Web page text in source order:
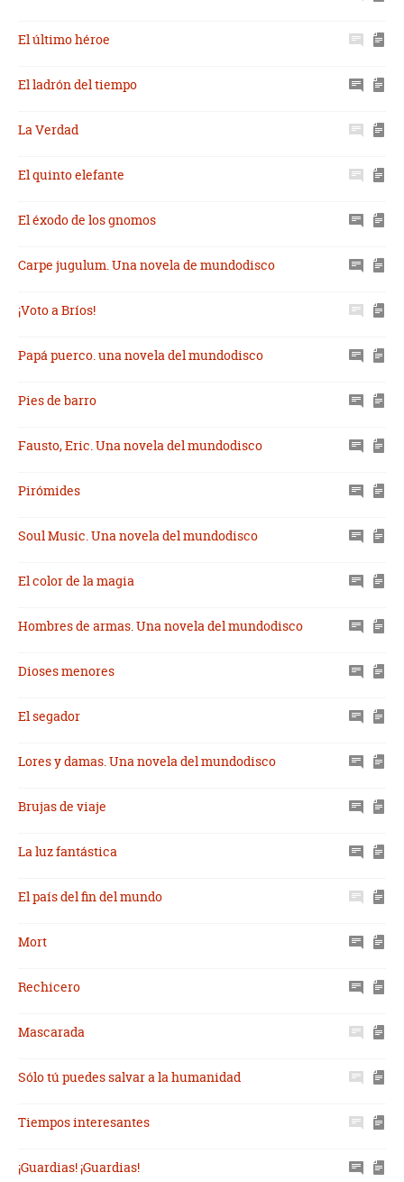
El último héroe
El ladrón del tiempo
La Verdad
El quinto elefante
El éxodo de los gnomos
Carpe jugulum. Una novela de mundodisco
¡Voto a Bríos!
Papá puerco. una novela del mundodisco
Pies de barro
Fausto, Eric. Una novela del mundodisco
Pirómides
Soul Music. Una novela del mundodisco
El color de la magia
Hombres de armas. Una novela del mundodisco
Dioses menores
El segador
Lores y damas. Una novela del mundodisco
Brujas de viaje
La luz fantástica
El país del fin del mundo
Mort
Rechicero
Mascarada
Sólo tú puedes salvar a la humanidad
Tiempos interesantes
¡Guardias! ¡Guardias!